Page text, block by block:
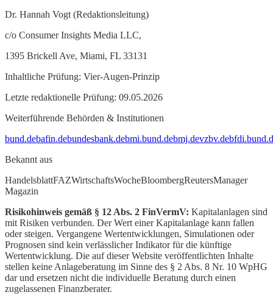
Dr. Hannah Vogt (Redaktionsleitung)
c/o Consumer Insights Media LLC,
1395 Brickell Ave, Miami, FL 33131
Inhaltliche Prüfung: Vier-Augen-Prinzip
Letzte redaktionelle Prüfung: 09.05.2026
Weiterführende Behörden & Institutionen
bund.debafin.debundesbank.debmi.bund.debmj.devzbv.de
Bekannt aus
HandelsblattFAZWirtschaftsWocheBloombergReutersManager
Magazin
Risikohinweis gemäß § 12 Abs. 2 FinVermV: Kapitalanlagen sind
mit Risiken verbunden. Der Wert einer Kapitalanlage kann fallen
oder steigen. Vergangene Wertentwicklungen, Simulationen oder
Prognosen sind kein verlässlicher Indikator für die künftige
Wertentwicklung. Die auf dieser Website veröffentlichten Inhalte
stellen keine Anlageberatung im Sinne des § 2 Abs. 8 Nr. 10 WpHG
dar und ersetzen nicht die individuelle Beratung durch einen
zugelassenen Finanzberater.